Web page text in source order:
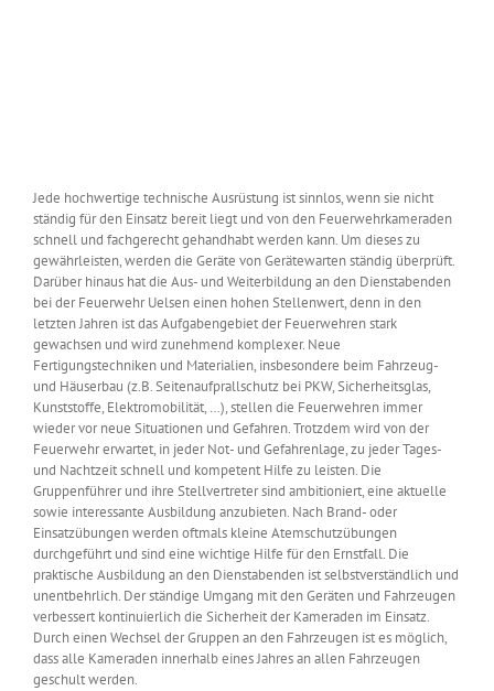
Jede hochwertige technische Ausrüstung ist sinnlos, wenn sie nicht
ständig für den Einsatz bereit liegt und von den Feuerwehrkameraden
schnell und fachgerecht gehandhabt werden kann. Um dieses zu
gewährleisten, werden die Geräte von Gerätewarten ständig überprüft.
Darüber hinaus hat die Aus- und Weiterbildung an den Dienstabenden
bei der Feuerwehr Uelsen einen hohen Stellenwert, denn in den
letzten Jahren ist das Aufgabengebiet der Feuerwehren stark
gewachsen und wird zunehmend komplexer. Neue
Fertigungstechniken und Materialien, insbesondere beim Fahrzeug-
und Häuserbau (z.B. Seitenaufprallschutz bei PKW, Sicherheitsglas,
Kunststoffe, Elektromobilität, …), stellen die Feuerwehren immer
wieder vor neue Situationen und Gefahren. Trotzdem wird von der
Feuerwehr erwartet, in jeder Not- und Gefahrenlage, zu jeder Tages-
und Nachtzeit schnell und kompetent Hilfe zu leisten. Die
Gruppenführer und ihre Stellvertreter sind ambitioniert, eine aktuelle
sowie interessante Ausbildung anzubieten. Nach Brand- oder
Einsatzübungen werden oftmals kleine Atemschutzübungen
durchgeführt und sind eine wichtige Hilfe für den Ernstfall. Die
praktische Ausbildung an den Dienstabenden ist selbstverständlich und
unentbehrlich. Der ständige Umgang mit den Geräten und Fahrzeugen
verbessert kontinuierlich die Sicherheit der Kameraden im Einsatz.
Durch einen Wechsel der Gruppen an den Fahrzeugen ist es möglich,
dass alle Kameraden innerhalb eines Jahres an allen Fahrzeugen
geschult werden.